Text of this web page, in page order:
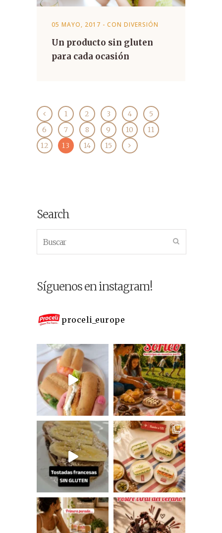
05 MAYO, 2017 - CON DIVERSIÓN
Un producto sin gluten
para cada ocasión
1 2 3 4
5
6
7 8 9 10
11
12
13 14 15
Search
Síguenos en instagram!
proceli_europe